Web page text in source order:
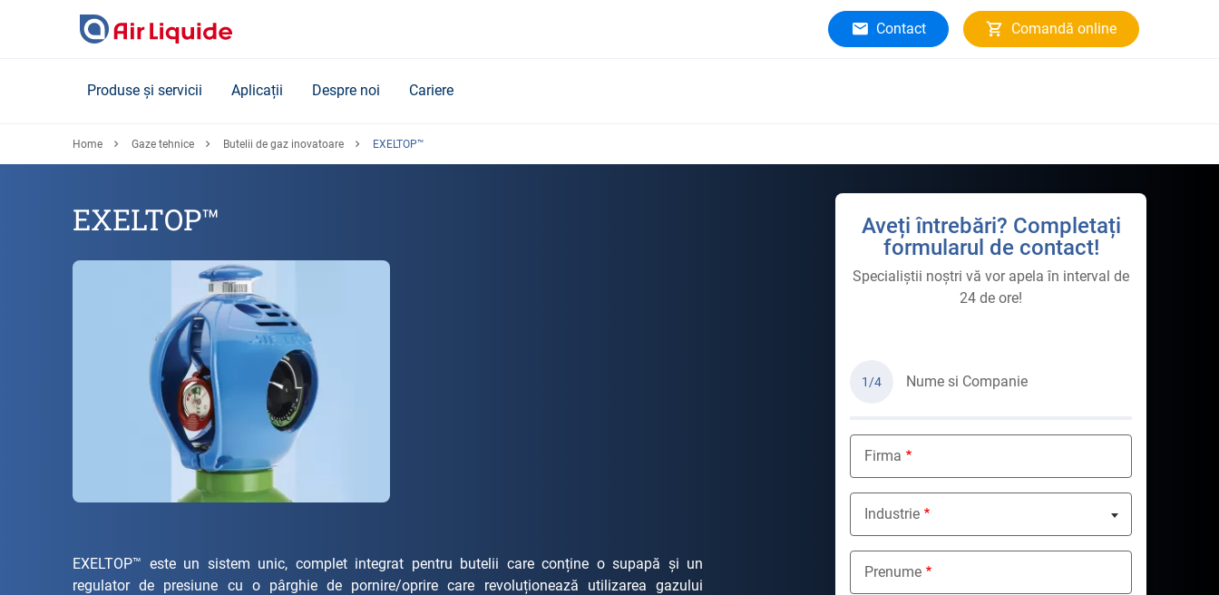
Contact Comandă online
Produse și servicii Aplicații Despre noi Cariere
Home Gaze tehnice Butelii de gaz inovatoare EXELTOP™
EXELTOP™
EXELTOP™ este un sistem unic, complet integrat pentru butelii care conține o supapă și un
regulator de presiune cu o pârghie de pornire/oprire care revoluționează utilizarea gazului
Aveți întrebări? Completați
formularul de contact!
Specialiștii noștri vă vor apela în interval de
24 de ore!
1/4 Nume si Companie
Firma
Industrie
Nothing selected
Prenume